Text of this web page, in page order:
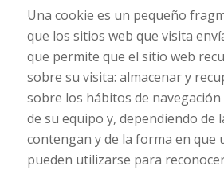
Una cookie es un pequeño
que los sitios web que visita
que permite que el sitio web
sobre su visita: almacenar y
sobre los hábitos de
de su equipo y, dependiendo de
contengan y de la forma en que
pueden utilizarse para